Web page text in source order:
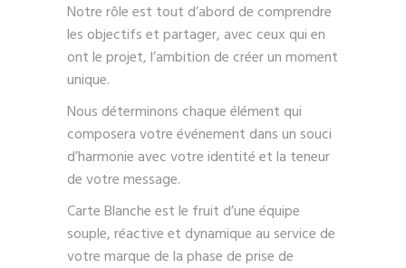
Notre rôle est tout d’abord de comprendre
les objectifs et partager, avec ceux qui en
ont le projet, l’ambition de créer un moment
unique.
Nous déterminons chaque élément qui
composera votre événement dans un souci
d’harmonie avec votre identité et la teneur
de votre message.
Carte Blanche est le fruit d’une équipe
souple, réactive et dynamique au service de
votre marque de la phase de prise de